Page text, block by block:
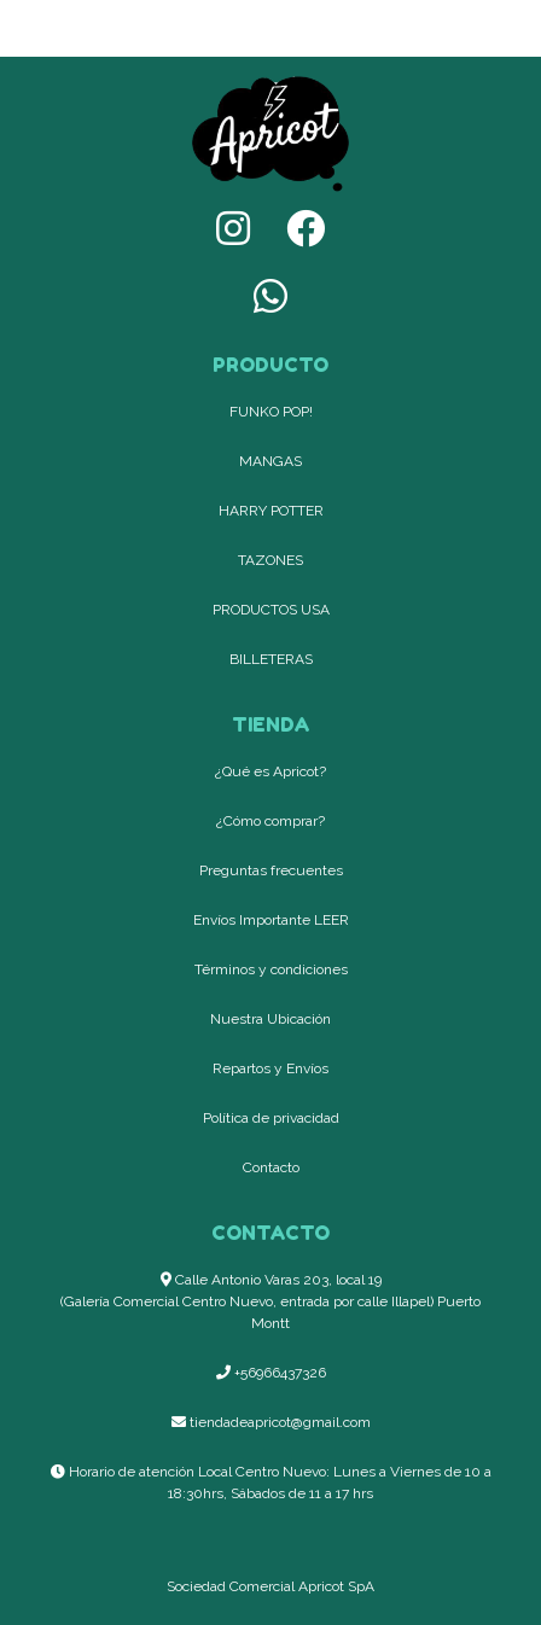
PRODUCTO
FUNKO POP!
MANGAS
HARRY POTTER
TAZONES
PRODUCTOS USA
BILLETERAS
TIENDA
¿Qué es Apricot?
¿Cómo comprar?
Preguntas frecuentes
Envíos Importante LEER
Términos y condiciones
Nuestra Ubicación
Repartos y Envíos
Política de privacidad
Contacto
CONTACTO
Calle Antonio Varas 203, local 19
(Galería Comercial Centro Nuevo, entrada por calle Illapel) Puerto
Montt
+56966437326
tiendadeapricot@gmail.com
Horario de atención Local Centro Nuevo: Lunes a Viernes de 10 a
18:30hrs, Sábados de 11 a 17 hrs
Sociedad Comercial Apricot SpA